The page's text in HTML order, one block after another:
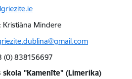
Mindere
(0) 838156697
skola "Kamenīte" (Limerika)